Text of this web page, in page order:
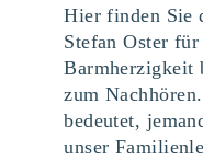
Hier finden Sie
Stefan Oster
Barmherzigkeit
zum
bedeutet,
unser